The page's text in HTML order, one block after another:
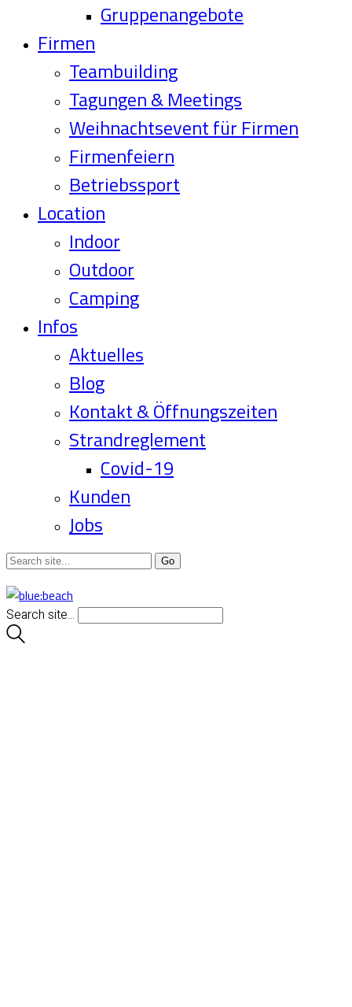
Gruppenangebote
Firmen
Teambuilding
Tagungen & Meetings
Weihnachtsevent für Firmen
Firmenfeiern
Betriebssport
Location
Indoor
Outdoor
Camping
Infos
Aktuelles
Blog
Kontakt & Öffnungszeiten
Strandreglement
Covid-19
Kunden
Jobs
Search site...